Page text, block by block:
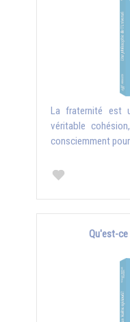
La fraternité est
véritable
consciemment
Qu'est-ce